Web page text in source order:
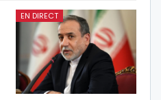
EN DIRECT